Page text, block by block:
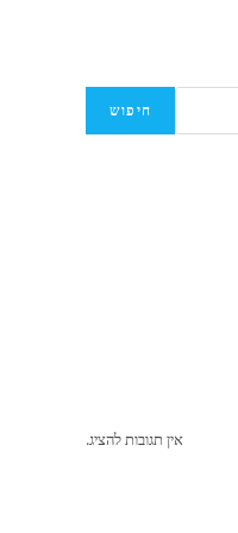
חיפוש
אין תגובות להציג.